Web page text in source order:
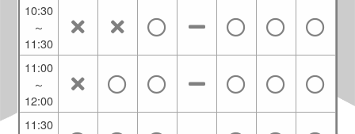
10:30
～
11:30
11:00
～
12:00
11:30